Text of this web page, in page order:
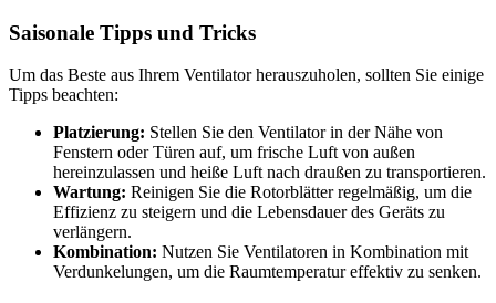
Saisonale Tipps und Tricks
Um das Beste aus Ihrem Ventilator herauszuholen, sollten Sie einige
Tipps beachten:
Platzierung: Stellen Sie den Ventilator in der Nähe von
Fenstern oder Türen auf, um frische Luft von außen
hereinzulassen und heiße Luft nach draußen zu transportieren.
Wartung: Reinigen Sie die Rotorblätter regelmäßig, um die
Effizienz zu steigern und die Lebensdauer des Geräts zu
verlängern.
Kombination: Nutzen Sie Ventilatoren in Kombination mit
Verdunkelungen, um die Raumtemperatur effektiv zu senken.